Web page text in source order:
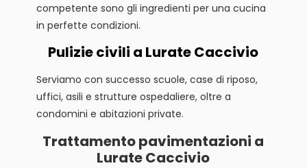
competente sono gli ingredienti per una cucina
in perfette condizioni.
Pulizie civili a Lurate Caccivio
Serviamo con successo scuole, case di riposo,
uffici, asili e strutture ospedaliere, oltre a
condomini e abitazioni private.
Trattamento pavimentazioni a
Lurate Caccivio